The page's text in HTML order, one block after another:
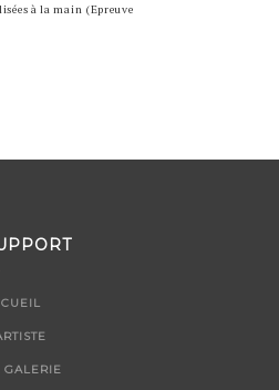
à la main (Epreuve
GALERIE